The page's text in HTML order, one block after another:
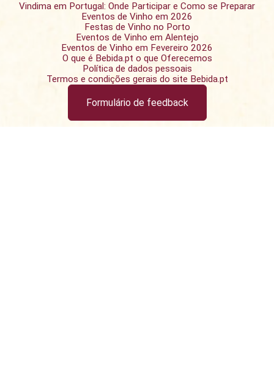
Vindima em Portugal: Onde Participar e Como se Preparar
Eventos de Vinho em 2026
Festas de Vinho no Porto
Eventos de Vinho em Alentejo
Eventos de Vinho em Fevereiro 2026
O que é Bebida.pt o que Oferecemos
Política de dados pessoais
Termos e condições gerais do site Bebida.pt
Formulário de feedback